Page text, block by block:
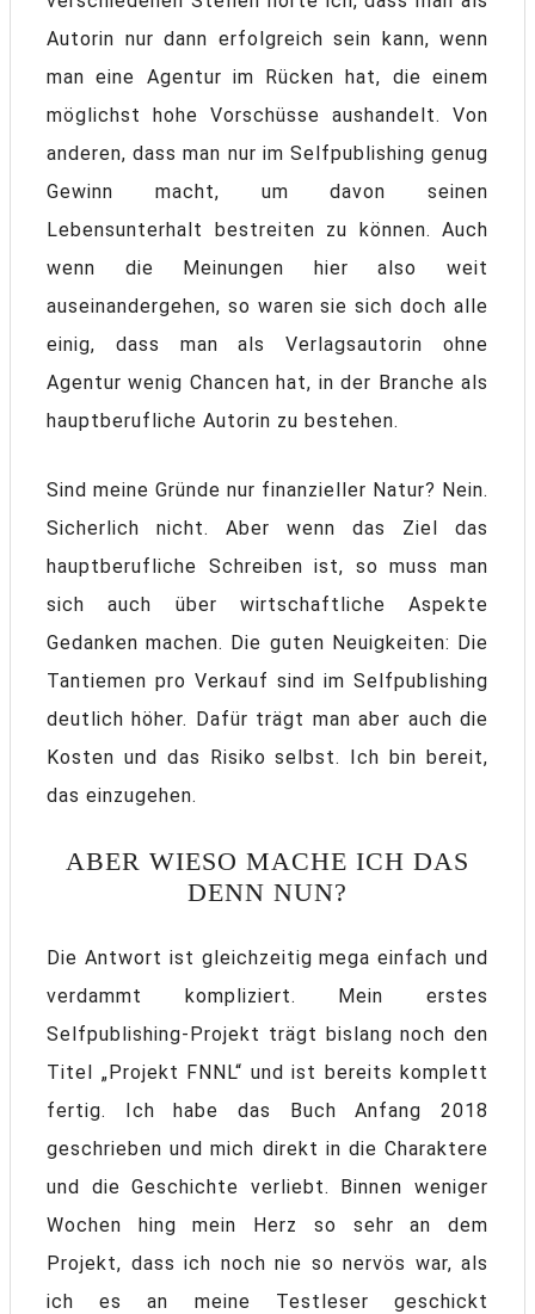
Autorin nur dann erfolgreich sein kann, wenn
man eine Agentur im Rücken hat, die einem
möglichst hohe Vorschüsse aushandelt. Von
anderen, dass man nur im Selfpublishing genug
Gewinn macht, um davon seinen
Lebensunterhalt bestreiten zu können. Auch
wenn die Meinungen hier also weit
auseinandergehen, so waren sie sich doch alle
einig, dass man als Verlagsautorin ohne
Agentur wenig Chancen hat, in der Branche als
hauptberufliche Autorin zu bestehen.
Sind meine Gründe nur finanzieller Natur? Nein.
Sicherlich nicht. Aber wenn das Ziel das
hauptberufliche Schreiben ist, so muss man
sich auch über wirtschaftliche Aspekte
Gedanken machen. Die guten Neuigkeiten: Die
Tantiemen pro Verkauf sind im Selfpublishing
deutlich höher. Dafür trägt man aber auch die
Kosten und das Risiko selbst. Ich bin bereit,
das einzugehen.
ABER WIESO MACHE ICH DAS
DENN NUN?
Die Antwort ist gleichzeitig mega einfach und
verdammt kompliziert. Mein erstes
Selfpublishing-Projekt trägt bislang noch den
Titel „Projekt FNNL“ und ist bereits komplett
fertig. Ich habe das Buch Anfang 2018
geschrieben und mich direkt in die Charaktere
und die Geschichte verliebt. Binnen weniger
Wochen hing mein Herz so sehr an dem
Projekt, dass ich noch nie so nervös war, als
ich es an meine Testleser geschickt